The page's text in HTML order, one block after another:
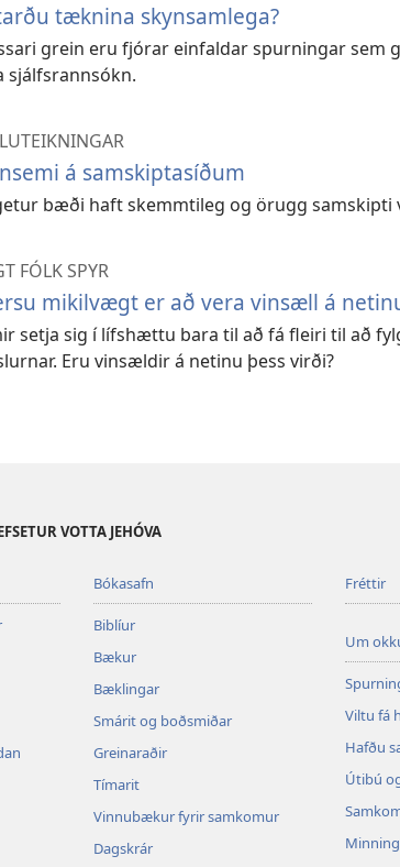
tæknina skynsamlega?
grein eru fjórar einfaldar spurningar sem
sjálfsrannsókn.
á samskiptasíðum
bæði haft skemmtileg og örugg samskipti
FÓLK SPYR
mikilvægt er að vera vinsæll á
setja sig í lífshættu bara til að fá fleiri til að
Eru vinsældir á netinu þess virði?
VOTTA JEHÓVA
Bókasafn
Biblíur
Bækur
Bæklingar
Smárit og boðsmiðar
Greinaraðir
Tímarit
Vinnubækur fyrir samkomur
Dagskrár
Fréttir
Um
Viltu fá
Hafðu
Útibú